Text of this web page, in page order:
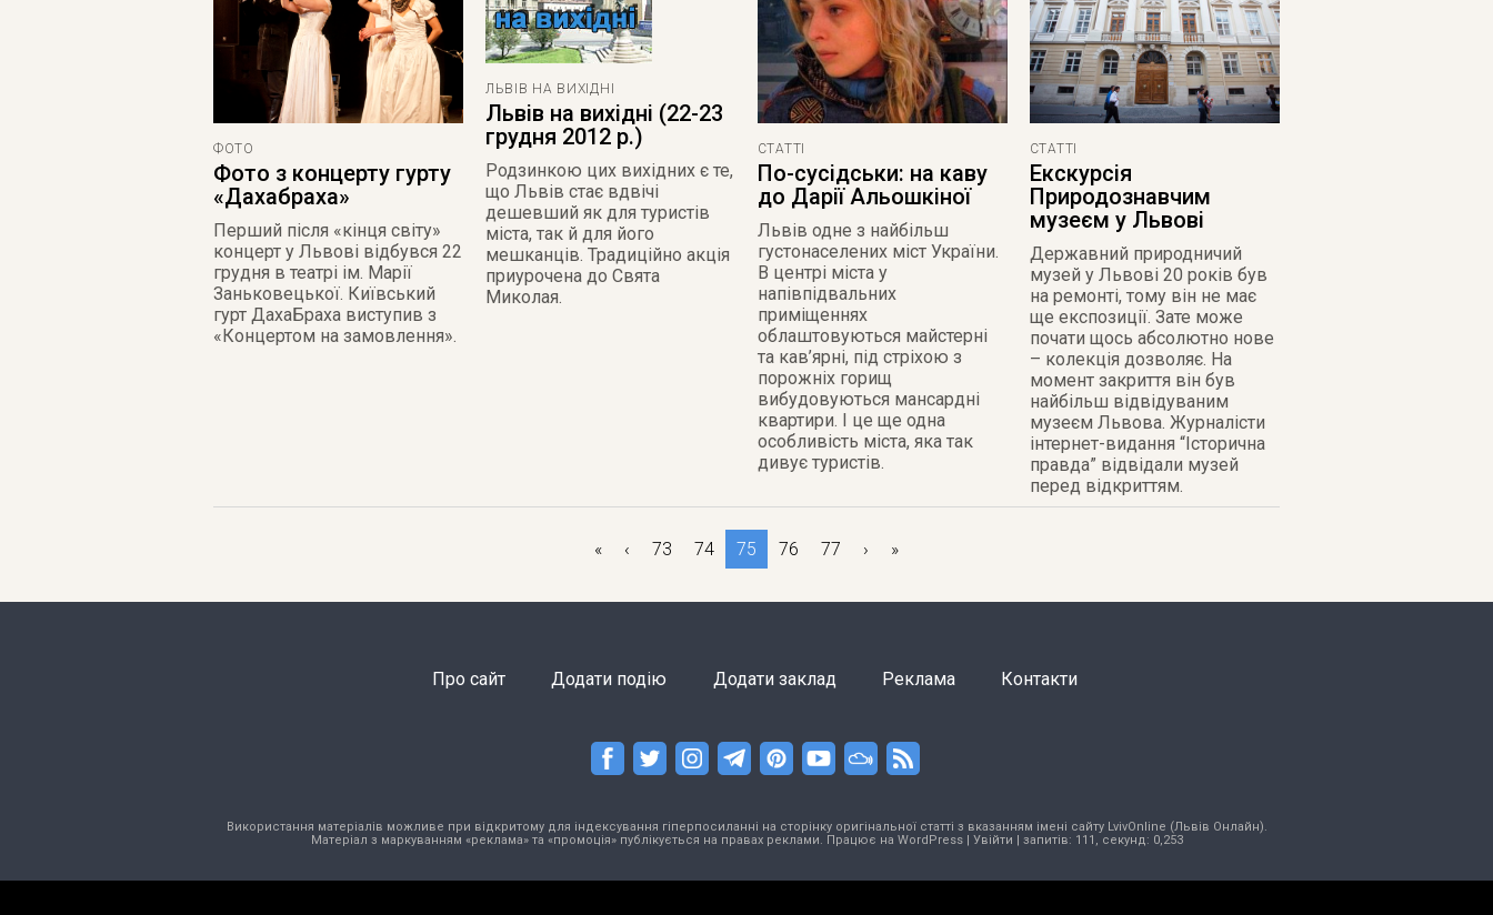
ФОТО
Фото з концерту гурту
«Дахабраха»
Перший після «кінця світу»
концерт у Львові відбувся 22
грудня в театрі ім. Марії
Заньковецької. Київський
гурт ДахаБраха виступив з
«Концертом на замовлення».
ЛЬВІВ НА ВИХІДНІ
Львів на вихідні (22-23
грудня 2012 р.)
Родзинкою цих вихідних є те,
що Львів стає вдвічі
дешевший як для туристів
міста, так й для його
мешканців. Традиційно акція
приурочена до Свята
Миколая.
СТАТТІ
По-сусідськи: на каву
до Дарії Альошкіної
Львів одне з найбільш
густонаселених міст України.
В центрі міста у
напівпідвальних
приміщеннях
облаштовуються майстерні
та кав’ярні, під стріхою з
порожніх горищ
вибудовуються мансардні
квартири. І це ще одна
особливість міста, яка так
дивує туристів.
СТАТТІ
Екскурсія
Природознавчим
музеєм у Львові
Державний природничий
музей у Львові 20 років був
на ремонті, тому він не має
ще експозиції. Зате може
почати щось абсолютно нове
– колекція дозволяє. На
момент закриття він був
найбільш відвідуваним
музеєм Львова. Журналісти
інтернет-видання “Історична
правда” відвідали музей
перед відкриттям.
« ‹ 73 74 75 76 77 › »
Про сайт Додати подію Додати заклад Реклама Контакти
Використання матеріалів можливе при відкритому для індексування гіперпосиланні на сторінку оригінальної статті з вказанням імені сайту LvivOnline (Львів Онлайн).
Матеріал з маркуванням «реклама» та «промоція» публікується на правах реклами. Працює на WordPress| Увійти | запитів: 111, секунд: 0,253